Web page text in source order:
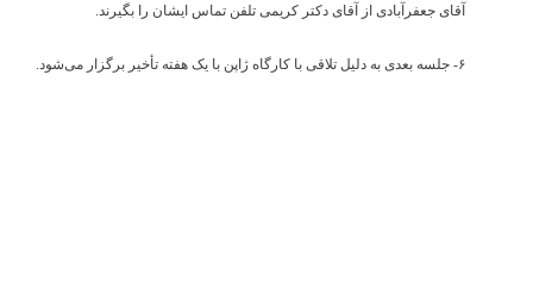
آقای جعفرآبادی از آقای دکتر کریمی تلفن تماس ایشان را بگیرند.
۶- جلسه بعدی به دلیل تلاقی با کارگاه ژاپن با یک هفته تأخیر برگزار می‌شود.